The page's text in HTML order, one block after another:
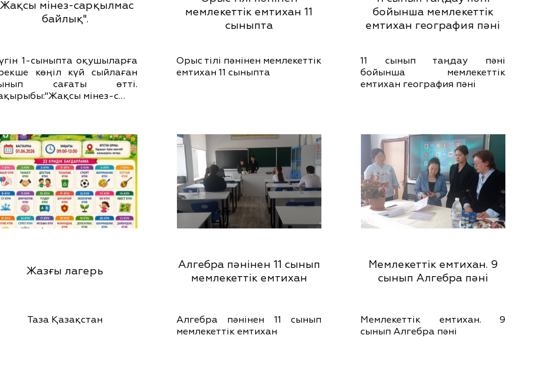
мінез-сарқылмас
байлық".
1-сыныпта оқушыларға
көңіл күй сыйлаған
сағаты өтті.
мінез-с…
мемлекеттік емтихан 11
сыныпта
Орыс тілі пәнінен мемлекеттік
емтихан 11 сыныпта
бойынша мемлекеттік
емтихан география пәні
11 сынып таңдау пәні
бойынша мемлекеттік
емтихан география пәні
Жазғы лагерь
Таза Қазақстан
Алгебра пәнінен 11 сынып
мемлекеттік емтихан
Алгебра пәнінен 11 сынып
мемлекеттік емтихан
Мемлекеттік емтихан. 9
сынып Алгебра пәні
Мемлекеттік емтихан. 9
сынып Алгебра пәні